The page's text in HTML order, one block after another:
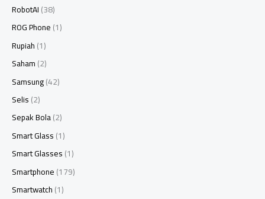
RobotAI(38)
ROG Phone(1)
Rupiah(1)
Saham(2)
Samsung(42)
Selis(2)
Sepak Bola(2)
Smart Glass(1)
Smart Glasses(1)
Smartphone(179)
Smartwatch(1)